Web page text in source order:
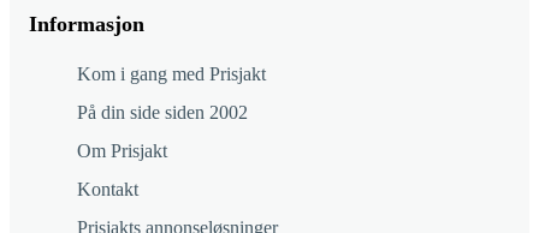
Informasjon
Kom i gang med Prisjakt
På din side siden 2002
Om Prisjakt
Kontakt
Prisjakts annonseløsninger